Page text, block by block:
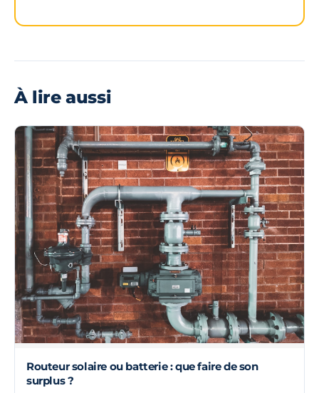
À lire aussi
Routeur solaire ou batterie : que faire de son
surplus ?